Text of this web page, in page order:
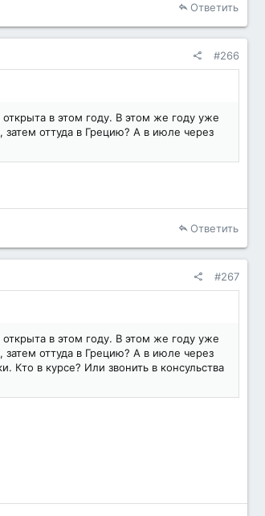
Ответить
#266
в этом году. В этом же году уже
оттуда в Грецию? А в июле через
Ответить
#267
в этом году. В этом же году уже
оттуда в Грецию? А в июле через
Кто в курсе? Или звонить в консульства